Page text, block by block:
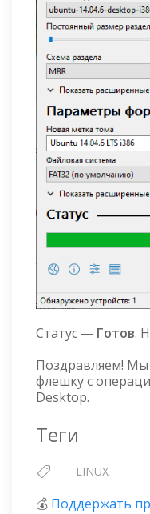
Статус — Готов.
Поздравляем! Мы
флешку с
Desktop.
Теги
LINUX
💰 Поддержать